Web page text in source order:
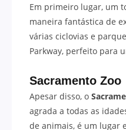
Em primeiro lugar, um
maneira fantástica de
várias ciclovias e
Parkway, perfeito para
Sacramento Zoo
Apesar disso, o
agrada a todas as
de animais, é um lugar